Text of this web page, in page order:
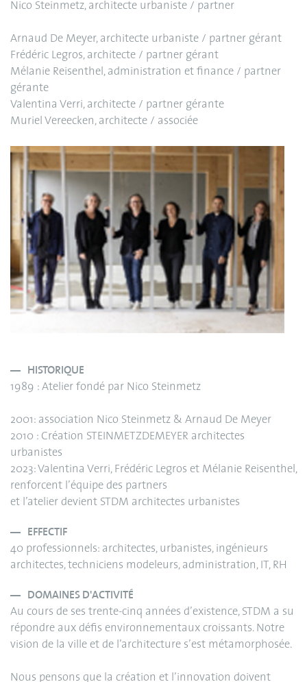
Nico Steinmetz, architecte urbaniste / partner
Arnaud De Meyer, architecte urbaniste / partner gérant
Frédéric Legros, architecte / partner gérant
Mélanie Reisenthel, administration et finance / partner
gérante
Valentina Verri, architecte / partner gérante
Muriel Vereecken, architecte / associée
HISTORIQUE
1989 : Atelier fondé par Nico Steinmetz
2001: association Nico Steinmetz & Arnaud De Meyer
2010 : Création STEINMETZDEMEYER architectes
urbanistes
2023: Valentina Verri, Frédéric Legros et Mélanie Reisenthel,
renforcent l’équipe des partners
et l’atelier devient STDM architectes urbanistes
EFFECTIF
40 professionnels: architectes, urbanistes, ingénieurs
architectes, techniciens modeleurs, administration, IT, RH
DOMAINES D'ACTIVITÉ
Au cours de ses trente-cinq années d’existence, STDM a su
répondre aux défis environnementaux croissants. Notre
vision de la ville et de l’architecture s’est métamorphosée.
Nous pensons que la création et l’innovation doivent